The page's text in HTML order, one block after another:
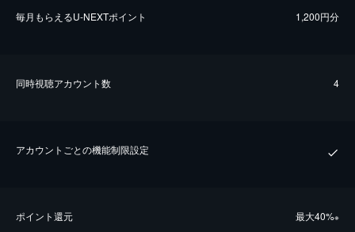
毎⽉もらえるU-NEXTポイント 1,200円分
同時視聴アカウント数 4
アカウントごとの機能制限設定
ポイント還元 最⼤40%※